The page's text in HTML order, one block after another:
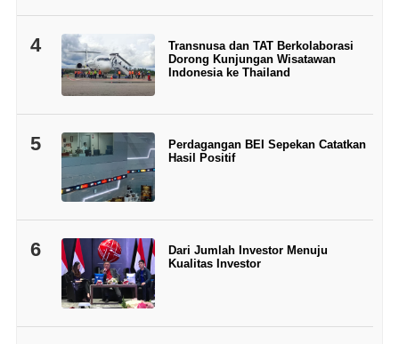
4
Transnusa dan TAT Berkolaborasi
Dorong Kunjungan Wisatawan
Indonesia ke Thailand
5
Perdagangan BEI Sepekan Catatkan
Hasil Positif
6
Dari Jumlah Investor Menuju
Kualitas Investor